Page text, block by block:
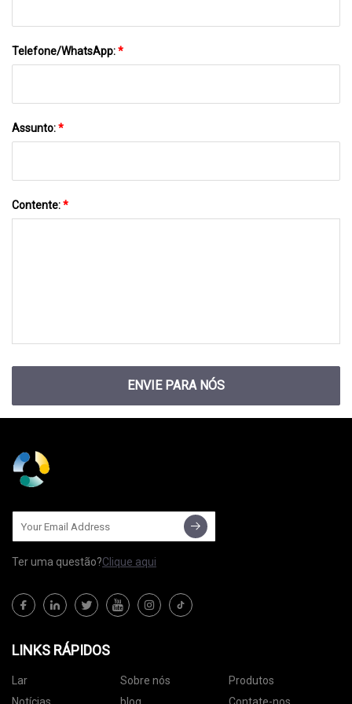
Telefone/WhatsApp:*
Assunto:*
Contente:*
ENVIE PARA NÓS
Ter uma questão?Clique aqui
LINKS RÁPIDOS
Lar Sobre nós
Produtos